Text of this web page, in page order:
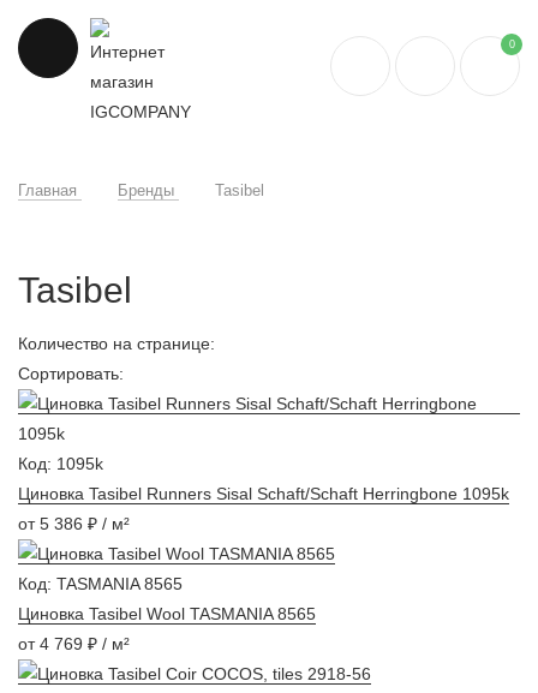
0
Главная Бренды Tasibel
Tasibel
Количество на странице:
Сортировать:
Код: 1095k
Циновка Tasibel Runners Sisal Schaft/Schaft Herringbone 1095k
от 5 386 ₽ / м²
Код: TASMANIA 8565
Циновка Tasibel Wool TASMANIA 8565
от 4 769 ₽ / м²